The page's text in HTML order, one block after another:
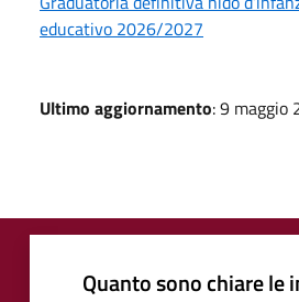
educativo 2026/2027
Ultimo aggiornamento: 9 maggio
Quanto sono chiare le